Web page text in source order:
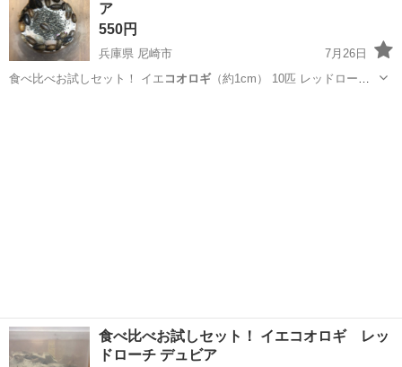
ア
550円
兵庫県 尼崎市
7月26日
食べ比べお試しセット！ イエ コオロギ（約1cm） 10匹 レッドローチ
食べ比べお試しセット！ イエコオロギ レッ
ドローチ デュビア